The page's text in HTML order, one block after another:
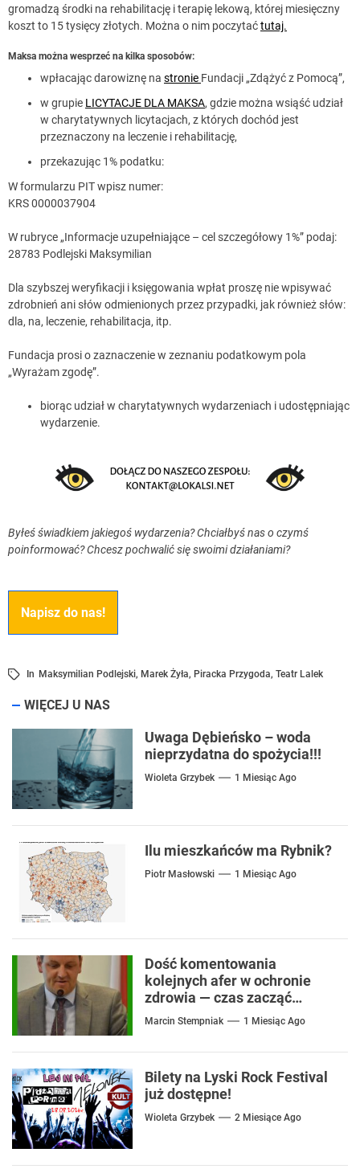
gromadzą środki na rehabilitację i terapię lekową, której miesięczny
koszt to 15 tysięcy złotych. Można o nim poczytaćtutaj.
Maksa można wesprzeć na kilka sposobów:
wpłacając darowiznę na stronie Fundacji „Zdążyć z Pomocą”,
w grupie LICYTACJE DLA MAKSA, gdzie można wsiąść udział
w charytatywnych licytacjach, z których dochód jest
przeznaczony na leczenie i rehabilitację,
przekazując 1% podatku:
W formularzu PIT wpisz numer:
KRS 0000037904
W rubryce „Informacje uzupełniające – cel szczegółowy 1%” podaj:
28783 Podlejski Maksymilian
Dla szybszej weryfikacji i księgowania wpłat proszę nie wpisywać
zdrobnień ani słów odmienionych przez przypadki, jak również słów:
dla, na, leczenie, rehabilitacja, itp.
Fundacja prosi o zaznaczenie w zeznaniu podatkowym pola
„Wyrażam zgodę”.
biorąc udział w charytatywnych wydarzeniach i udostępniając
wydarzenie.
Byłeś świadkiem jakiegoś wydarzenia? Chciałbyś nas o czymś
poinformować? Chcesz pochwalić się swoimi działaniami?
Napisz do nas!
In Maksymilian Podlejski, Marek Żyła, Piracka Przygoda, Teatr Lalek
WIĘCEJ U NAS
Uwaga Dębieńsko – woda
nieprzydatna do spożycia!!!
Wioleta Grzybek 1 Miesiąc Ago
Ilu mieszkańców ma Rybnik?
Piotr Masłowski 1 Miesiąc Ago
Dość komentowania
kolejnych afer w ochronie
zdrowia — czas zacząć
mówić o rozwiązaniach
Marcin Stempniak 1 Miesiąc Ago
Bilety na Lyski Rock Festival
już dostępne!
Wioleta Grzybek 2 Miesiące Ago